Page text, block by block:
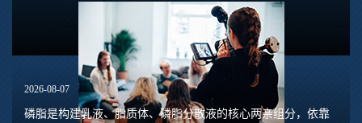
2026-08-07
磷脂是构建乳液、脂质体、磷脂分散液的核心两亲组分，依靠